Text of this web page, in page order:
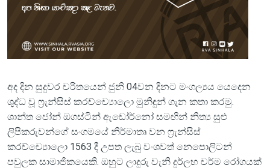
අද දින සුදුවර චරිතයෙන් ජුනි 04වන දිනට මංගල්‍යය යෙදෙන
ශුද්ධ වූ ෆ්‍රැන්සිස් කරච්ච්‍යොලො මුනිඳුන් ගැන කතා කරමු.
ශාන්ත ජෝන් ඔගස්ටින් ඇඩෝර්නෝ සමඟින් නිත්‍ය සුළු
ලිපිකරුවන්ගේ සංගමයේ නිර්මාතෘ වන ෆ්‍රැන්සිස්
කරච්ච්‍යොලො 1563 දී උපත ලැබු වංශවත් නෙපොලිටන්
පවුලක සාමාජිකයෙකි. ඔහුට ලාදුරු වැනි දුර්ලභ චර්ම රෝගයක්